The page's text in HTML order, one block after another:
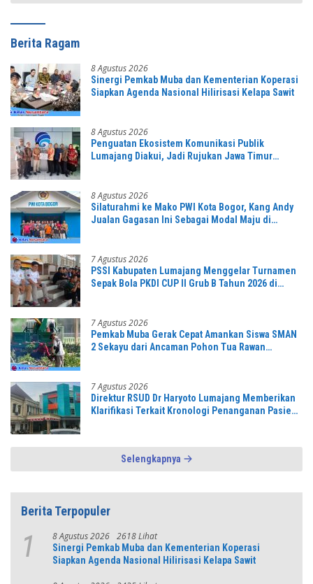
Berita Ragam
8 Agustus 2026
Sinergi Pemkab Muba dan Kementerian Koperasi
Siapkan Agenda Nasional Hilirisasi Kelapa Sawit
8 Agustus 2026
Penguatan Ekosistem Komunikasi Publik
Lumajang Diakui, Jadi Rujukan Jawa Timur
8 Agustus 2026
Silaturahmi ke Mako PWI Kota Bogor, Kang Andy
Jualan Gagasan Ini Sebagai Modal Maju di
7 Agustus 2026
PSSI Kabupaten Lumajang Menggelar Turnamen
Sepak Bola PKDI CUP II Grub B Tahun 2026 di
7 Agustus 2026
Pemkab Muba Gerak Cepat Amankan Siswa SMAN
2 Sekayu dari Ancaman Pohon Tua Rawan
7 Agustus 2026
Direktur RSUD Dr Haryoto Lumajang Memberikan
Klarifikasi Terkait Kronologi Penanganan Pasien
Selengkapnya
Berita Terpopuler
1 8 Agustus 2026 2618 Lihat
Sinergi Pemkab Muba dan Kementerian Koperasi
Siapkan Agenda Nasional Hilirisasi Kelapa Sawit